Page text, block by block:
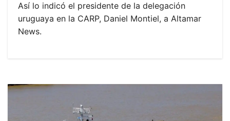
Así lo indicó el presidente de la delegación
uruguaya en la CARP, Daniel Montiel, a Altamar
News.